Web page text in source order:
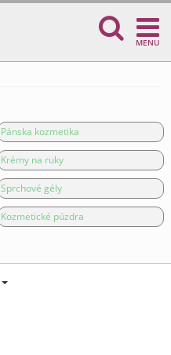
MENU
Pánska kozmetika
Krémy na ruky
Sprchové gély
Kozmetické púzdra